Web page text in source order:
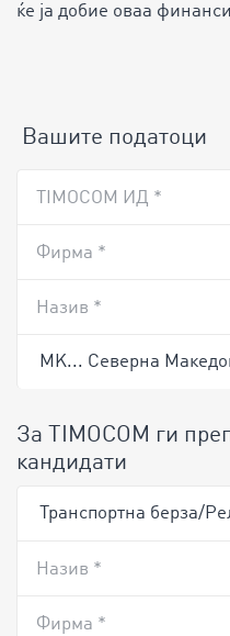
ќе ја добие оваа
Вашите податоци
TIMOCOM ИД *
Фирма *
Назив *
За TIMOCOM ги
кандидати
Назив *
Фирма *